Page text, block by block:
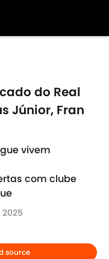
do Real
Júnior, Fran
vivem
com clube
source